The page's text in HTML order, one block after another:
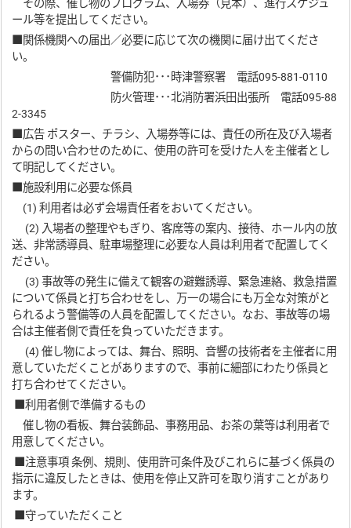
その際、催し物のプログラム、入場券（見本）、進行スケジュ
ール等を提出してください。
■関係機関への届出／必要に応じて次の機関に届け出てくださ
い。
警備防犯･･･時津警察署 電話095-881-0110
防火管理･･･北消防署浜田出張所 電話095-88
2-3345
■広告 ポスター、チラシ、入場券等には、責任の所在及び入場者
からの問い合わせのために、使用の許可を受けた人を主催者とし
て明記してください。
■施設利用に必要な係員
(1) 利用者は必ず会場責任者をおいてください。
(2) 入場者の整理やもぎり、客席等の案内、接待、ホール内の放
送、非常誘導員、駐車場整理に必要な人員は利用者で配置してく
ださい。
(3) 事故等の発生に備えて観客の避難誘導、緊急連絡、救急措置
について係員と打ち合わせをし、万一の場合にも万全な対策がと
られるよう警備等の人員を配置してください。なお、事故等の場
合は主催者側で責任を負っていただきます。
(4) 催し物によっては、舞台、照明、音響の技術者を主催者に用
意していただくことがありますので、事前に細部にわたり係員と
打ち合わせてください。
■利用者側で準備するもの
催し物の看板、舞台装飾品、事務用品、お茶の葉等は利用者で
用意してください。
■注意事項 条例、規則、使用許可条件及びこれらに基づく係員の
指示に違反したときは、使用を停止又許可を取り消すことがあり
ます。
■守っていただくこと